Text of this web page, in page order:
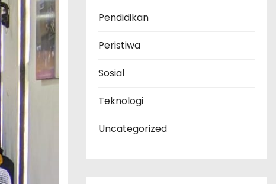
Pendidikan
Peristiwa
Sosial
Teknologi
Uncategorized